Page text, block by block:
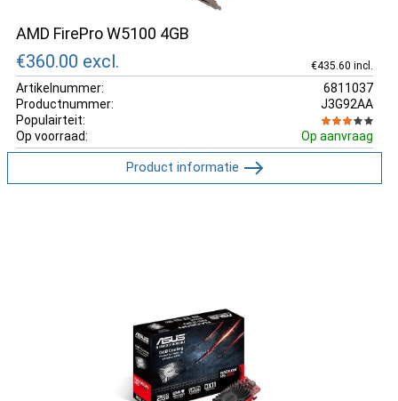
AMD FirePro W5100 4GB
€360.00 excl. €435.60 incl.
Artikelnummer:
6811037
Productnummer:
J3G92AA
Populairteit:
Op voorraad:
Op aanvraag
Product informatie